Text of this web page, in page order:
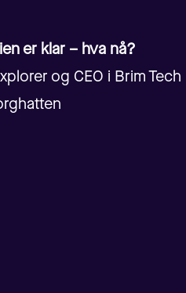
er klar – hva nå?
og CEO i Brim Tech